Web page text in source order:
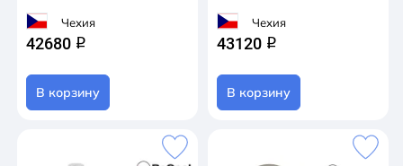
Чехия
42680 q
В корзину
Чехия
43120 q
В корзину